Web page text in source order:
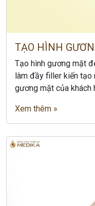
TẠO HÌNH
Tạo hình gương mặt
làm đầy filler kiến tạo
gương mặt của khách
Xem thêm »